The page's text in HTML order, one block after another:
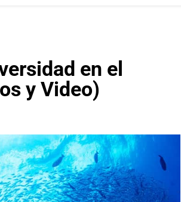
en el
y Video)